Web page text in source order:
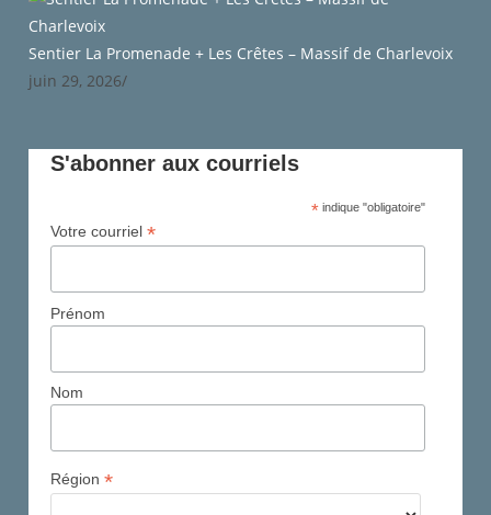
Sentier La Promenade + Les Crêtes – Massif de Charlevoix
juin 29, 2026/
S'abonner aux courriels
*indique "obligatoire"
Votre courriel*
Prénom
Nom
Région*